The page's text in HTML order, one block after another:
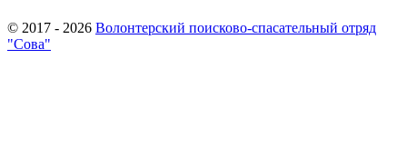
© 2017 - 2026 Волонтерский поисково-спасательный отряд
"Сова"